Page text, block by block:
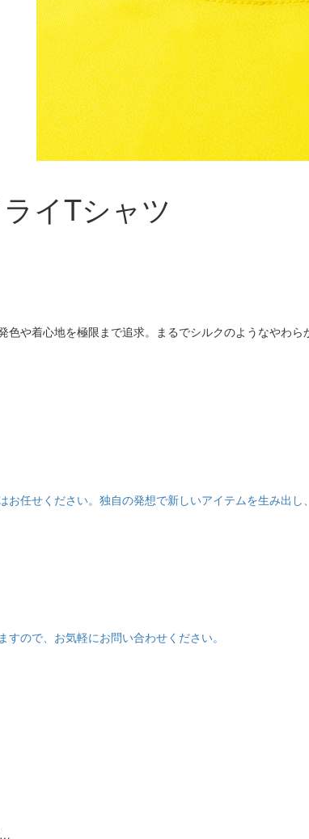
イTシャツ
や着心地を極限まで追求。まるでシルクのようなやわ
任せください。独自の発想で新しいアイテムを生み出し
ので、お気軽にお問い合わせください。